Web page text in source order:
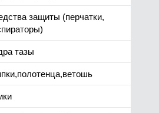
защиты (перчатки,
тазы